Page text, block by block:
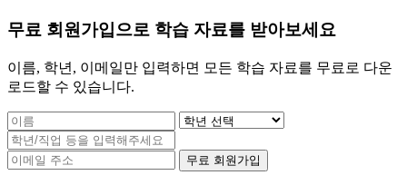
무료 회원가입으로 학습 자료를 받아보세요
이름, 학년, 이메일만 입력하면 모든 학습 자료를 무료로 다운
로드할 수 있습니다.
무료 회원가입